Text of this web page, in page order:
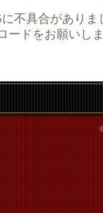
に不具合があり
ードをお願いし